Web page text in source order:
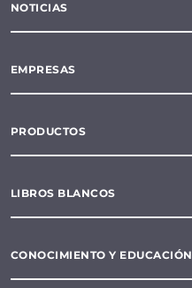
NOTICIAS
EMPRESAS
PRODUCTOS
LIBROS BLANCOS
CONOCIMIENTO Y EDUCACIÓN